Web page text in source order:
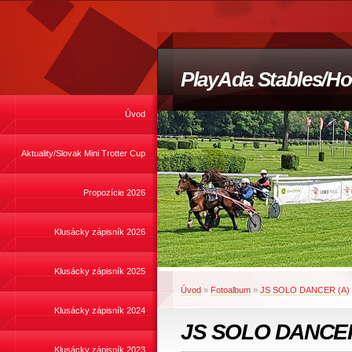
PlayAda Stables/
Úvod
Aktuality/Slovak Mini Trotter Cup
Propozície 2026
Klusácky zápisník 2026
Klusácky zápisník 2025
Klusácky zápisník 2024
Klusácky zápisník 2023
Úvod » Fotoalbum » JS SOLO DANCER (A)
JS SOLO